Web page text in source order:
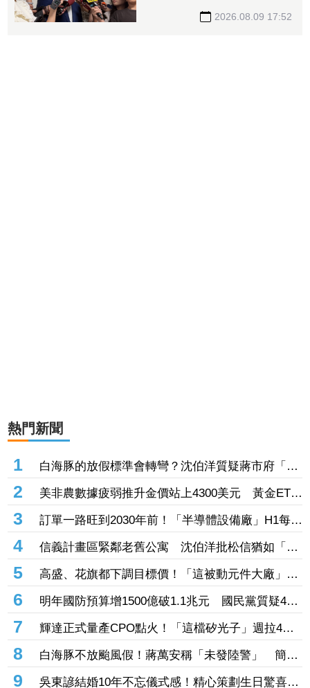
2026.08.09 17:52
熱門新聞
1
白海豚的放假標準會轉彎？沈伯洋質疑蔣市府「標
準不一」
2
美非農數據疲弱推升金價站上4300美元 黃金ETF
走強「這檔正2」一周漲近9%
3
訂單一路旺到2030年前！「半導體設備廠」H1每股
賺27.27元創同期新高 連4季賺逾一個股本
4
信義計畫區緊鄰老舊公寓 沈伯洋批松信猶如「兩
個世界」
5
高盛、花旗都下調目標價！「這被動元件大廠」股
價腰斬人心惶惶 專家逆勢喊安：兩家外資都沒看
衰它
6
明年國防預算增1500億破1.1兆元 國民黨質疑400
億無人機硬要編特別預算「刷卡換現金」
7
輝達正式量產CPO點火！「這檔矽光子」週拉4根
漲停 啖1.6T、3.2T大餅EPS上看17元
8
白海豚不放颱風假！蔣萬安稱「未發陸警」 簡舒
培轟雙標：巴威當時也沒有
9 吳東諺結婚10年不忘儀式感！精心策劃生日驚喜